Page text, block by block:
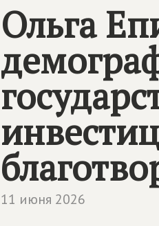
Ольга
11 июня 2026